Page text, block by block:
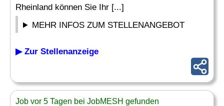
Rheinland können Sie Ihr [...]
MEHR INFOS ZUM STELLENANGEBOT
▶ Zur Stellenanzeige
Job vor 5 Tagen bei JobMESH gefunden